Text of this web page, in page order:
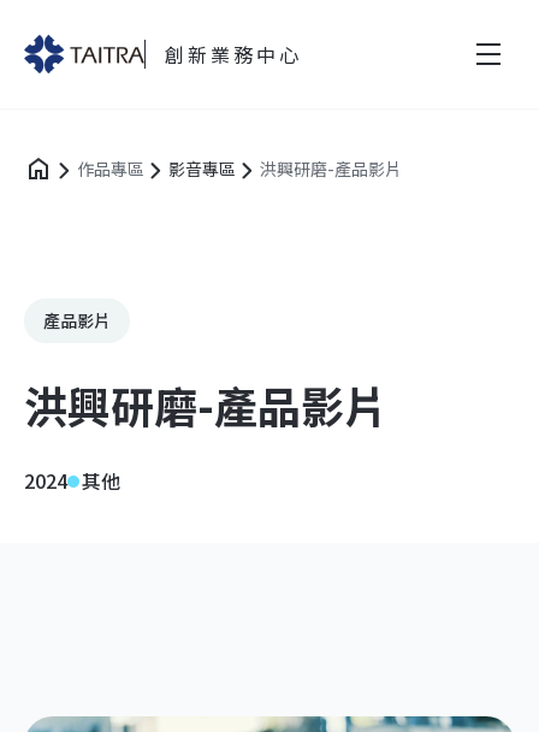
創新業務中心
作品專區 影音專區 洪興研磨-產品影片
產品影片
洪興研磨-產品影片
2024 其他